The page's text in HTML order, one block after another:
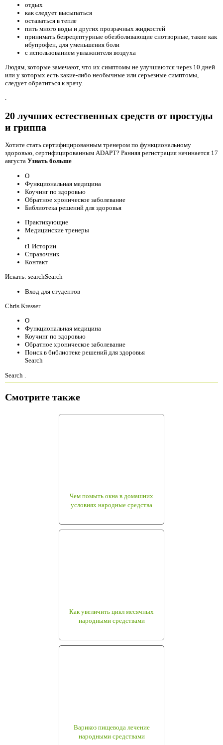
отдых
как следует высыпаться
оставаться в тепле
пить много воды и других прозрачных жидкостей
принимать безрецептурные обезболивающие снотворные, такие как
ибупрофен, для уменьшения боли
с использованием увлажнителя воздуха
Людям, которые замечают, что их симптомы не улучшаются через 10 дней
или у которых есть какие-либо необычные или серьезные симптомы,
следует обратиться к врачу.
.
20 лучших естественных средств от простуды
и гриппа
Хотите стать сертифицированным тренером по функциональному
здоровью, сертифицированным ADAPT? Ранняя регистрация начинается 17
августа Узнать больше
О
Функциональная медицина
Коучинг по здоровью
Обратное хроническое заболевание
Библиотека решений для здоровья
Практикующие
Медицинские тренеры
t1 Истории
Справочник
Контакт
Искать: searchSearch
Вход для студентов
Chris Kresser
О
Функциональная медицина
Коучинг по здоровью
Обратное хроническое заболевание
Поиск в библиотеке решений для здоровья
Search
Search .
Смотрите также
Чем помыть окна в домашних
условиях народные средства
Как увеличить цикл месячных
народными средствами
Варикоз пищевода лечение
народными средствами